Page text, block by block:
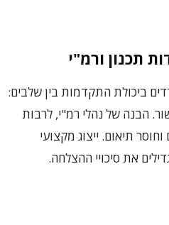
תכנון ורמ"י
ביכולת התקדמות בין שלבים:
הבנה של נהלי רמ"י, לרבות
תיאום. ייצוג מקצועי
את סיכויי ההצלחה.